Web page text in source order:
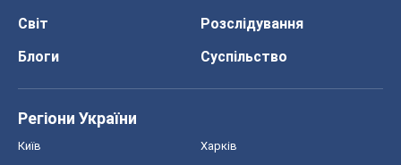
Світ
Розслідування
Блоги
Суспільство
Регіони України
Київ Харків